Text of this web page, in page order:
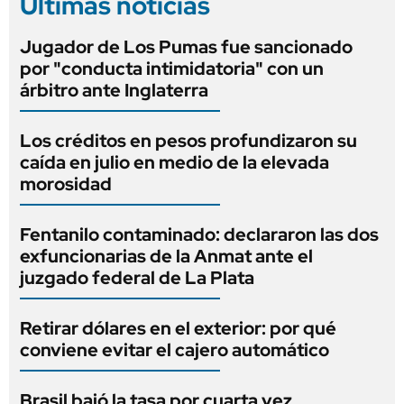
Jugador de Los Pumas fue sancionado
por "conducta intimidatoria" con un
árbitro ante Inglaterra
Los créditos en pesos profundizaron su
caída en julio en medio de la elevada
morosidad
Fentanilo contaminado: declararon las dos
exfuncionarias de la Anmat ante el
juzgado federal de La Plata
Retirar dólares en el exterior: por qué
conviene evitar el cajero automático